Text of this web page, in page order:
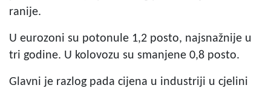
ranije.
U eurozoni su potonule 1,2 posto, najsnažnije u
tri godine. U kolovozu su smanjene 0,8 posto.
Glavni je razlog pada cijena u industriji u cjelini